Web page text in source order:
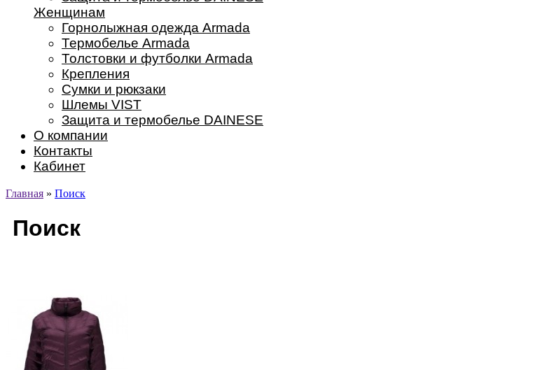
Женщинам
Горнолыжная одежда Armada
Термобелье Armada
Толстовки и футболки Armada
Крепления
Сумки и рюкзаки
Шлемы VIST
Защита и термобелье DAINESE
О компании
Контакты
Кабинет
Главная » Поиск
Поиск